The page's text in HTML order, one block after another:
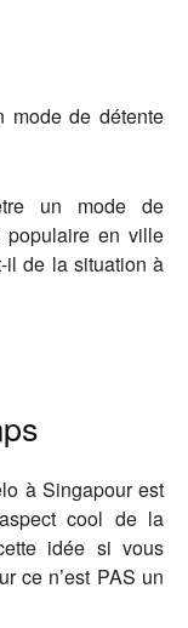
mode de détente
un mode de
en ville
il de la situation à
à Singapour est
cool de la
idée si vous
ce n’est PAS un